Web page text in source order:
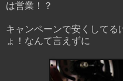
は営業！？
キャンペーンで安くしてる
ょ！なんて言えずに